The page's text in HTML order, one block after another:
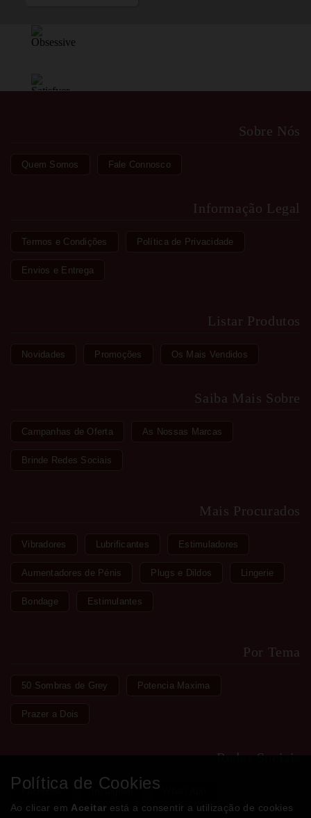
Sobre Nós
Quem Somos Fale Connosco
Informação Legal
Termos e Condições Política de Privacidade
Envios e Entrega
Listar Produtos
Novidades Promoções Os Mais Vendidos
Saiba Mais Sobre
Campanhas de Oferta As Nossas Marcas
Brinde Redes Sociais
Mais Procurados
Vibradores Lubrificantes Estimuladores
Aumentadores de Pénis Plugs e Dildos Lingerie
Bondage Estimulantes
Por Tema
50 Sombras de Grey Potencia Maxima
Prazer a Dois
Redes Sociais
Facebook Instagram
Política de Cookies
Ao clicar em Aceitar está a consentir a utilização de cookies